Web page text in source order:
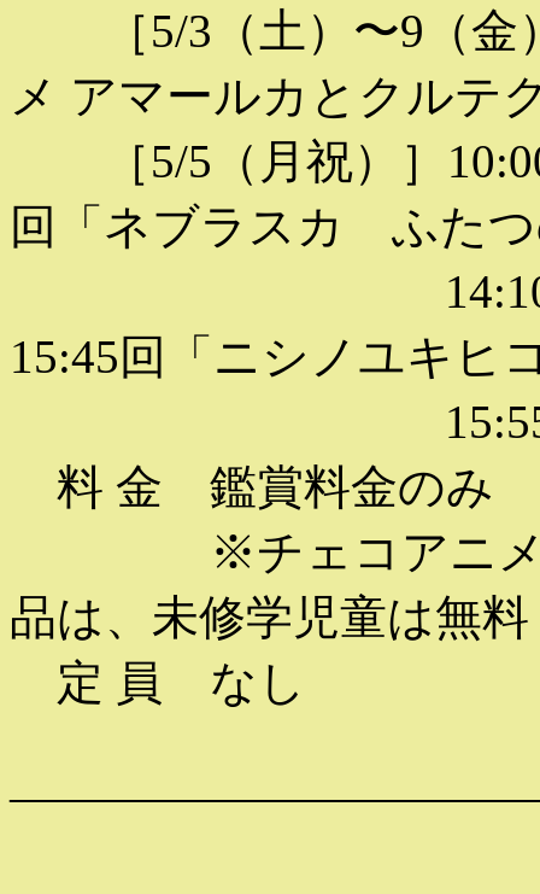
［5/3（土）〜9（金
メ アマールカとクルテ
［5/5（月祝）］
回「ネブラスカ ふた
14:10回「世界
15:45回「ニシノユキヒ
15:55回「夢
料 金 鑑賞料金のみ
※チェコアニメは
品は、未修学児童は無料
定 員 なし